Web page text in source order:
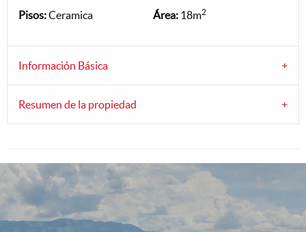
Pisos:Ceramica Área: 18m2
Información Básica
Resumen de la propiedad